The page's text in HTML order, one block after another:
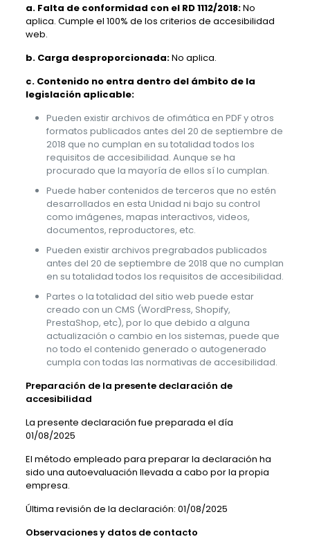
a. Falta de conformidad con el RD 1112/2018:No
aplica. Cumple el 100% de los criterios de accesibilidad
web.
b. Carga desproporcionada:No aplica.
c. Contenido no entra dentro del ámbito de la
legislación aplicable:
Pueden existir archivos de ofimática en PDF y otros
formatos publicados antes del 20 de septiembre de
2018 que no cumplan en su totalidad todos los
requisitos de accesibilidad. Aunque se ha
procurado que la mayoría de ellos sí lo cumplan.
Puede haber contenidos de terceros que no estén
desarrollados en esta Unidad ni bajo su control
como imágenes, mapas interactivos, videos,
documentos, reproductores, etc.
Pueden existir archivos pregrabados publicados
antes del 20 de septiembre de 2018 que no cumplan
en su totalidad todos los requisitos de accesibilidad.
Partes o la totalidad del sitio web puede estar
creado con un CMS (WordPress, Shopify,
PrestaShop, etc), por lo que debido a alguna
actualización o cambio en los sistemas, puede que
no todo el contenido generado o autogenerado
cumpla con todas las normativas de accesibilidad.
Preparación de la presente declaración de
accesibilidad
La presente declaración fue preparada el día
01/08/2025
El método empleado para preparar la declaración ha
sido una autoevaluación llevada a cabo por la propia
empresa.
Última revisión de la declaración: 01/08/2025
Observaciones y datos de contacto